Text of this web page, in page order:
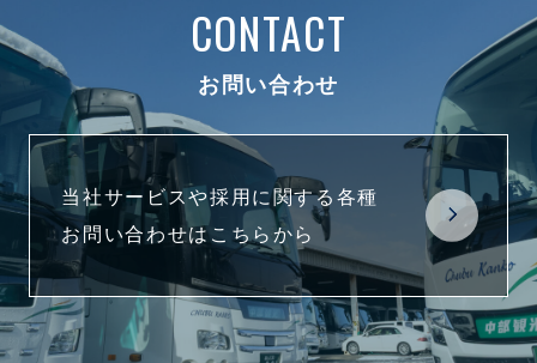
CONTACT
お問い合わせ
当社サービスや採用に関する各種
お問い合わせはこちらから